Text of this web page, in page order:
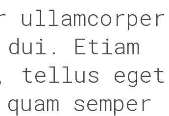
Etiam
tellus eget
semper